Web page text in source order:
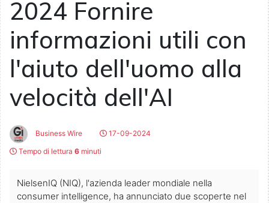
2024 Fornire
informazioni utili con
l'aiuto dell'uomo alla
velocità dell'AI
Business Wire
17-09-2024
Tempo di lettura 6 minuti
NielsenIQ (NIQ), l'azienda leader mondiale nella
consumer intelligence, ha annunciato due scoperte nel